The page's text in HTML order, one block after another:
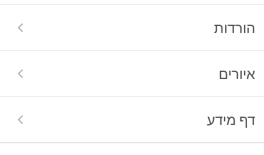
הורדות
איורים
דף מידע